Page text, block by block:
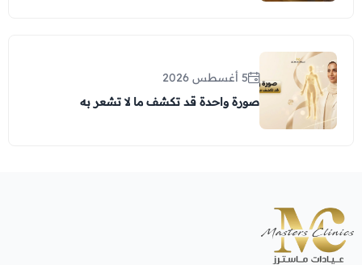
5 أغسطس 2026
صورة واحدة قد تكشف ما لا تشعر به